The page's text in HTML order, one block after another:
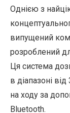
Однією з
випущений
розроблений
Ця система
в діапазоні
на ходу за
Bluetooth.